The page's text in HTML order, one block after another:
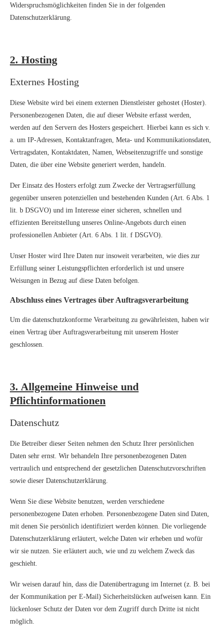
Widerspruchsmöglichkeiten finden Sie in der folgenden
Datenschutzerklärung.
2. Hosting
Externes Hosting
Diese Website wird bei einem externen Dienstleister gehostet (Hoster).
Personenbezogenen Daten, die auf dieser Website erfasst werden,
werden auf den Servern des Hosters gespeichert. Hierbei kann es sich v.
a. um IP-Adressen, Kontaktanfragen, Meta- und Kommunikationsdaten,
Vertragsdaten, Kontaktdaten, Namen, Webseitenzugriffe und sonstige
Daten, die über eine Website generiert werden, handeln.
Der Einsatz des Hosters erfolgt zum Zwecke der Vertragserfüllung
gegenüber unseren potenziellen und bestehenden Kunden (Art. 6 Abs. 1
lit. b DSGVO) und im Interesse einer sicheren, schnellen und
effizienten Bereitstellung unseres Online-Angebots durch einen
professionellen Anbieter (Art. 6 Abs. 1 lit. f DSGVO).
Unser Hoster wird Ihre Daten nur insoweit verarbeiten, wie dies zur
Erfüllung seiner Leistungspflichten erforderlich ist und unsere
Weisungen in Bezug auf diese Daten befolgen.
Abschluss eines Vertrages über Auftragsverarbeitung
Um die datenschutzkonforme Verarbeitung zu gewährleisten, haben wir
einen Vertrag über Auftragsverarbeitung mit unserem Hoster
geschlossen.
3. Allgemeine Hinweise und
Pflichtinformationen
Datenschutz
Die Betreiber dieser Seiten nehmen den Schutz Ihrer persönlichen
Daten sehr ernst. Wir behandeln Ihre personenbezogenen Daten
vertraulich und entsprechend der gesetzlichen Datenschutzvorschriften
sowie dieser Datenschutzerklärung.
Wenn Sie diese Website benutzen, werden verschiedene
personenbezogene Daten erhoben. Personenbezogene Daten sind Daten,
mit denen Sie persönlich identifiziert werden können. Die vorliegende
Datenschutzerklärung erläutert, welche Daten wir erheben und wofür
wir sie nutzen. Sie erläutert auch, wie und zu welchem Zweck das
geschieht.
Wir weisen darauf hin, dass die Datenübertragung im Internet (z. B. bei
der Kommunikation per E-Mail) Sicherheitslücken aufweisen kann. Ein
lückenloser Schutz der Daten vor dem Zugriff durch Dritte ist nicht
möglich.